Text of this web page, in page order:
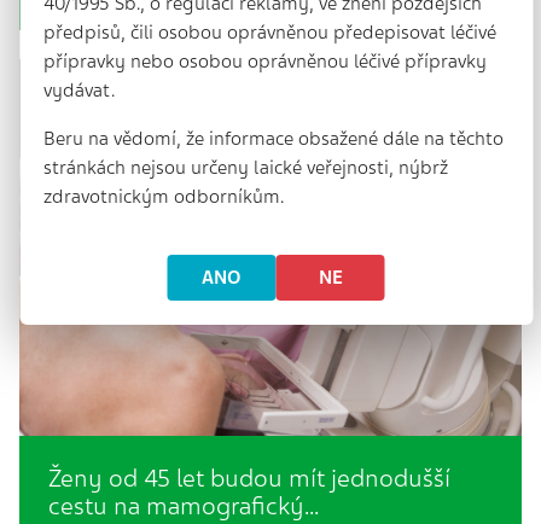
Ženy od 45 let budou mít jednodušší
cestu na mamografický…
předpisů, čili osobou oprávněnou předepisovat léčivé
přípravky nebo osobou oprávněnou léčivé přípravky
vydávat.
Beru na vědomí, že informace obsažené dále na těchto
stránkách nejsou určeny laické veřejnosti, nýbrž
zdravotnickým odborníkům.
ANO NE